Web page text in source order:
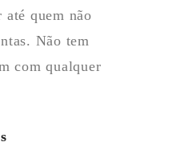
até quem não
Não tem
com qualquer